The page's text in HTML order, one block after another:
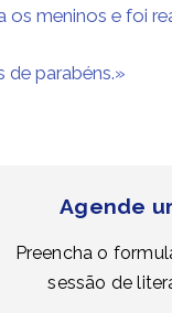
os meninos e foi
de parabéns.»
Agende
Preencha o
sessão de